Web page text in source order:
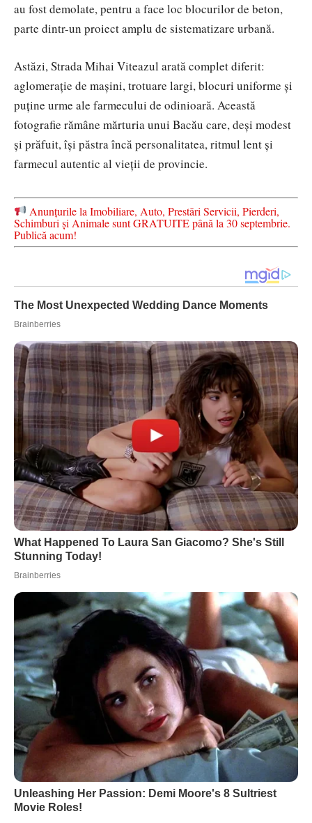
au fost demolate, pentru a face loc blocurilor de beton,
parte dintr-un proiect amplu de sistematizare urbană.
Astăzi, Strada Mihai Viteazul arată complet diferit:
aglomerație de mașini, trotuare largi, blocuri uniforme și
puține urme ale farmecului de odinioară. Această
fotografie rămâne mărturia unui Bacău care, deși modest
și prăfuit, își păstra încă personalitatea, ritmul lent și
farmecul autentic al vieții de provincie.
Anunțurile la Imobiliare, Auto, Prestări Servicii, Pierderi,
Schimburi și Animale sunt GRATUITE până la 30 septembrie.
Publică acum!